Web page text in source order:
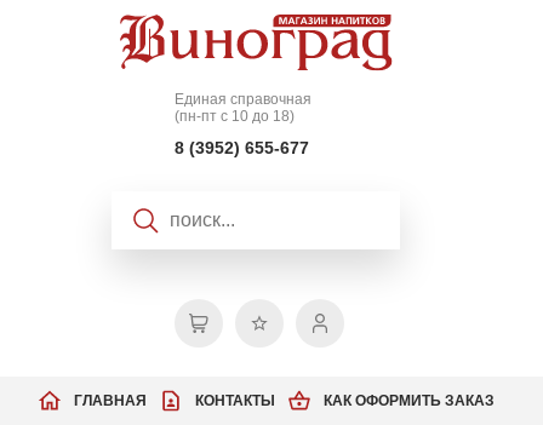
Единая справочная
(пн-пт с 10 до 18)
8 (3952) 655-677
КАК ОФОРМИТЬ ЗАКАЗ
ГЛАВНАЯ КОНТАКТЫ